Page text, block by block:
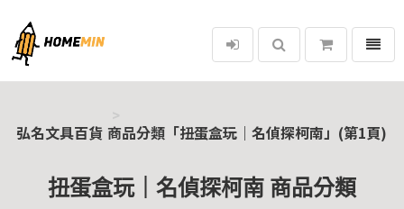
弘名文具百貨
選單
弘名文具百貨 商品分類「扭蛋盒玩｜名偵探柯南」(第1頁)
扭蛋盒玩｜名偵探柯南 商品分類